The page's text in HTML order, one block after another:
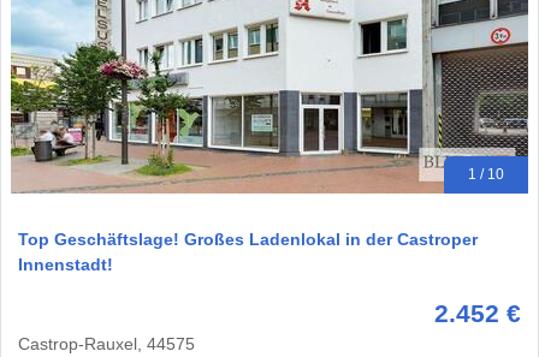
1 / 10
Top Geschäftslage! Großes Ladenlokal in der Castroper
Innenstadt!
2.452 €
Castrop-Rauxel, 44575